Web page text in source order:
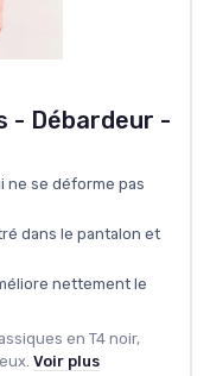
- Débardeur -
ne se déforme pas
dans le pantalon et
nettement le
en T4 noir,
Voir plus